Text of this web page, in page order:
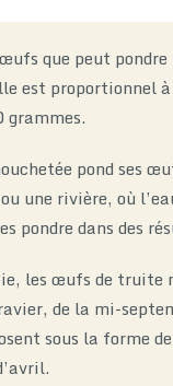
que peut
est proportionnel
pond ses
une rivière, où
pondre dans des
les œufs de truite
de la mi-
sous la forme